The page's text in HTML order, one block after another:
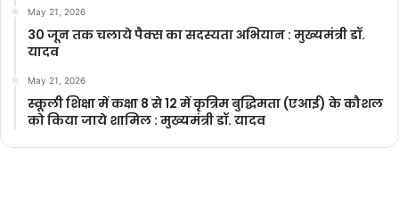
May 21, 2026
30 जून तक चलाये पैक्स का सदस्यता अभियान : मुख्यमंत्री डॉ.
यादव
May 21, 2026
स्कूली शिक्षा में कक्षा 8 से 12 में कृ‍त्रिम बुद्धिमता (एआई) के कौशल
को किया जाये शामिल : मुख्यमंत्री डॉ. यादव